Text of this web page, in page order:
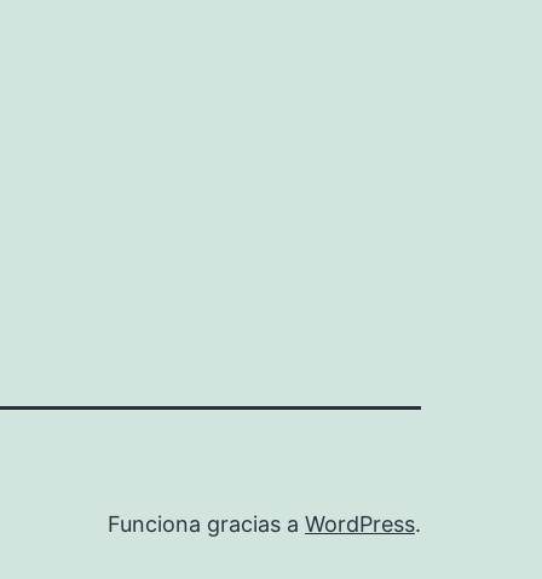
Funciona gracias a WordPress.